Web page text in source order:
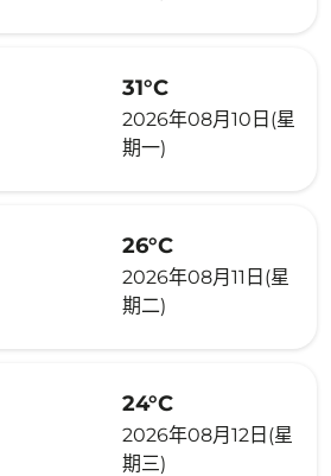
31°C
2026年08月10日(星
期一)
26°C
2026年08月11日(星
期二)
24°C
2026年08月12日(星
期三)